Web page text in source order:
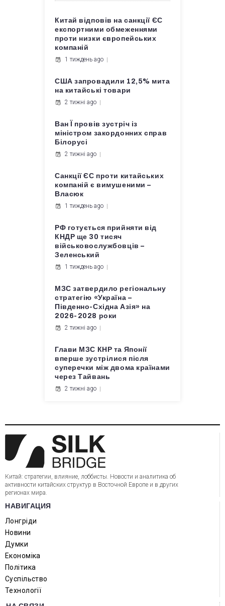
Китай відповів на санкції ЄС
експортними обмеженнями
проти низки європейських
компаній
1 тиждень ago
США запровадили 12,5% мита
на китайські товари
2 тижні ago
Ван Ї провів зустріч із
міністром закордонних справ
Білорусі
2 тижні ago
Санкції ЄС проти китайських
компаній є вимушеними –
Власюк
1 тиждень ago
РФ готується прийняти від
КНДР ще 30 тисяч
військовослужбовців –
Зеленський
1 тиждень ago
МЗС затвердило регіональну
стратегію «Україна –
Південно-Східна Азія» на
2026-2028 роки
2 тижні ago
Глави МЗС КНР та Японії
вперше зустрілися після
суперечки між двома країнами
через Тайвань
2 тижні ago
Китай: стратегии, влияние, лоббисты. Новости и аналитика об
активности китайских структур в Восточной Европе и в других
регионах мира.
НАВИГАЦИЯ
Лонгріди
Новини
Думки
Економіка
Політика
Суспільство
Технології